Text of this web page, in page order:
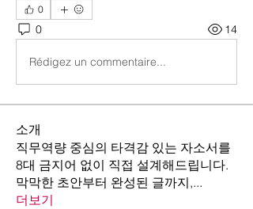
0
0 14
Rédigez un commentaire...
소개
직무역량 중심의 타격감 있는 자소서를
8대 금지어 없이 직접 설계해드립니다.
막막한 초안부터 완성된 글까지,...
더보기